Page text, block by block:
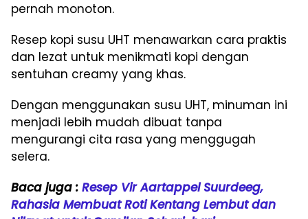
pernah monoton.
Resep kopi susu UHT menawarkan cara praktis
dan lezat untuk menikmati kopi dengan
sentuhan creamy yang khas.
Dengan menggunakan susu UHT, minuman ini
menjadi lebih mudah dibuat tanpa
mengurangi cita rasa yang menggugah
selera.
Baca juga : Resep Vir Aartappel Suurdeeg,
Rahasia Membuat Roti Kentang Lembut dan